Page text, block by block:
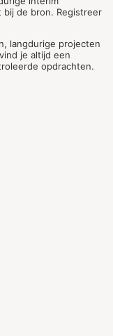
de bron. Registreer
langdurige projecten
je altijd een
opdrachten.